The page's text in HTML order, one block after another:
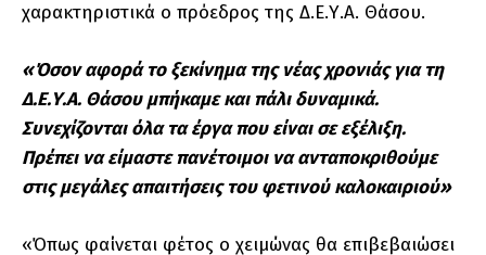
χαρακτηριστικά ο πρόεδρος της Δ.Ε.Υ.Α. Θάσου.
«Όσον αφορά το ξεκίνημα της νέας χρονιάς για τη
Δ.Ε.Υ.Α. Θάσου μπήκαμε και πάλι δυναμικά.
Συνεχίζονται όλα τα έργα που είναι σε εξέλιξη.
Πρέπει να είμαστε πανέτοιμοι να ανταποκριθούμε
στις μεγάλες απαιτήσεις του φετινού καλοκαιριού»
«Όπως φαίνεται φέτος ο χειμώνας θα επιβεβαιώσει